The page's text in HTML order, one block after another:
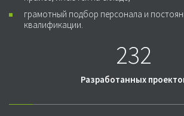
грамотный подбор персонала и
квалификации.
232
Разработанных